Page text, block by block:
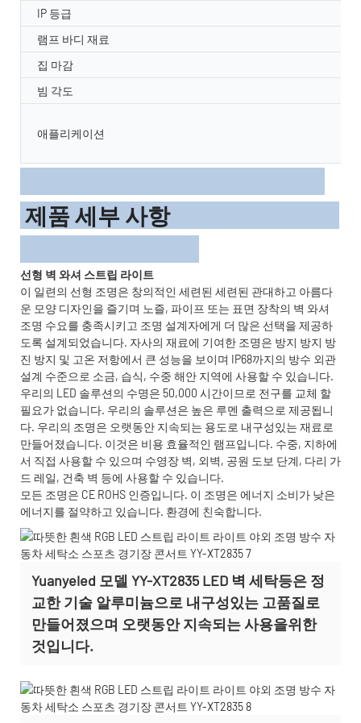
IP 등급
램프 바디 재료
집 마감
빔 각도
애플리케이션
제품 세부 사항
선형 벽 와셔 스트립 라이트
이 일련의 선형 조명은 창의적인 세련된 세련된 관대하고 아름다
운 모양 디자인을 즐기며 노즐, 파이프 또는 표면 장착의 벽 와셔
조명 수요를 충족시키고 조명 설계자에게 더 많은 선택을 제공하
도록 설계되었습니다. 자사의 재료에 기여한 조명은 방지 방지 방
진 방지 및 고온 저항에서 큰 성능을 보이며 IP68까지의 방수 외관
설계 수준으로 소금, 습식, 수중 해안 지역에 사용할 수 있습니다.
우리의 LED 솔루션의 수명은 50,000 시간이므로 전구를 교체 할
필요가 없습니다. 우리의 솔루션은 높은 루멘 출력으로 제공됩니
다. 우리의 조명은 오랫동안 지속되는 용도로 내구성있는 재료로
만들어졌습니다. 이것은 비용 효율적인 램프입니다. 수중, 지하에
서 직접 사용할 수 있으며 수영장 벽, 외벽, 공원 도보 단계, 다리 가
드 레일, 건축 벽 등에 사용할 수 있습니다.
모든 조명은 CE ROHS 인증입니다. 이 조명은 에너지 소비가 낮은
에너지를 절약하고 있습니다. 환경에 친숙합니다.
Yuanyeled 모델 YY-XT2835 LED 벽 세탁등은 정
교한 기술 알루미늄으로 내구성있는 고품질로
만들어졌으며 오랫동안 지속되는 사용을위한
것입니다.